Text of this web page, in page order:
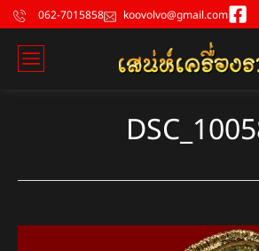
062-7015858 koovolvo@gmail.com